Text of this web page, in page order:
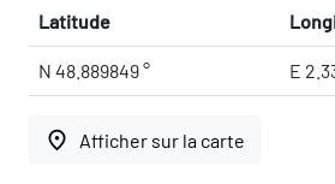
Latitude
N 48.889849 ° E
place Afficher sur la carte